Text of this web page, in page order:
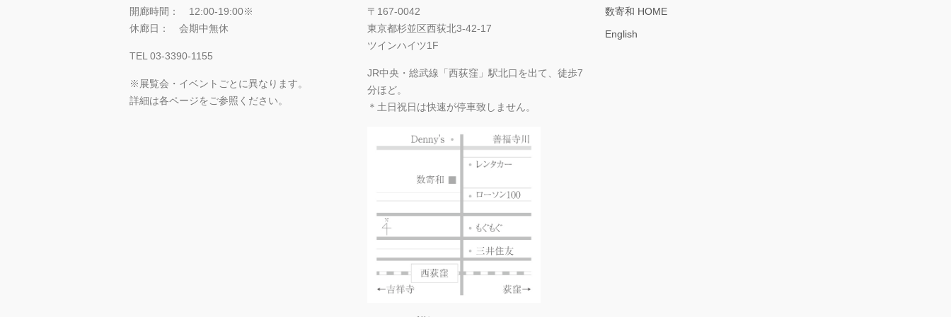
開廊時間： 12:00-19:00※
休廊日： 会期中無休
TEL 03-3390-1155
※展覧会・イベントごとに異なります。
詳細は各ページをご参照ください。
〒167-0042
東京都杉並区西荻北3-42-17
ツインハイツ1F
JR中央・総武線「西荻窪」駅北口を出て、徒歩7
分ほど。
＊土日祝日は快速が停車致しません。
数寄和 HOME
English